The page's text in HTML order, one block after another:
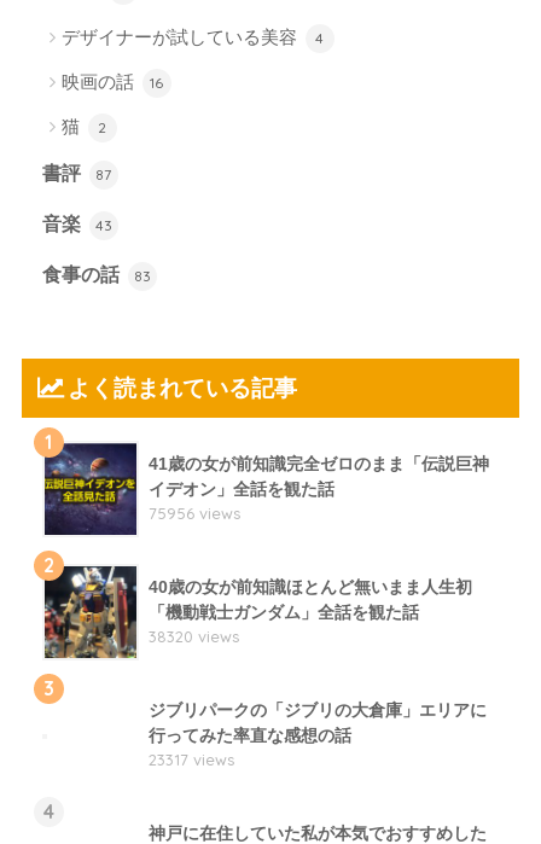
デザイナーが試している美容 4
映画の話 16
猫 2
書評 87
音楽 43
食事の話 83
よく読まれている記事
1
41歳の女が前知識完全ゼロのまま「伝説巨神
イデオン」全話を観た話
75956 views
2
40歳の女が前知識ほとんど無いまま人生初
「機動戦士ガンダム」全話を観た話
38320 views
3
ジブリパークの「ジブリの大倉庫」エリアに
行ってみた率直な感想の話
23317 views
4
神戸に在住していた私が本気でおすすめした